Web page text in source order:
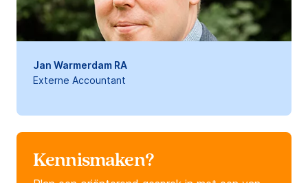
Jan Warmerdam RA
Externe Accountant
Kennismaken?